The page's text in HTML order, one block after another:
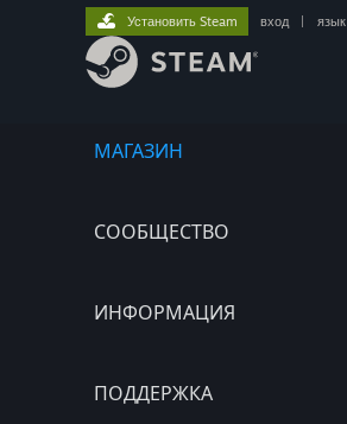
МАГАЗИН
СООБЩЕСТВО
ИНФОРМАЦИЯ
ПОДДЕРЖКА
Установить Steam вход язык